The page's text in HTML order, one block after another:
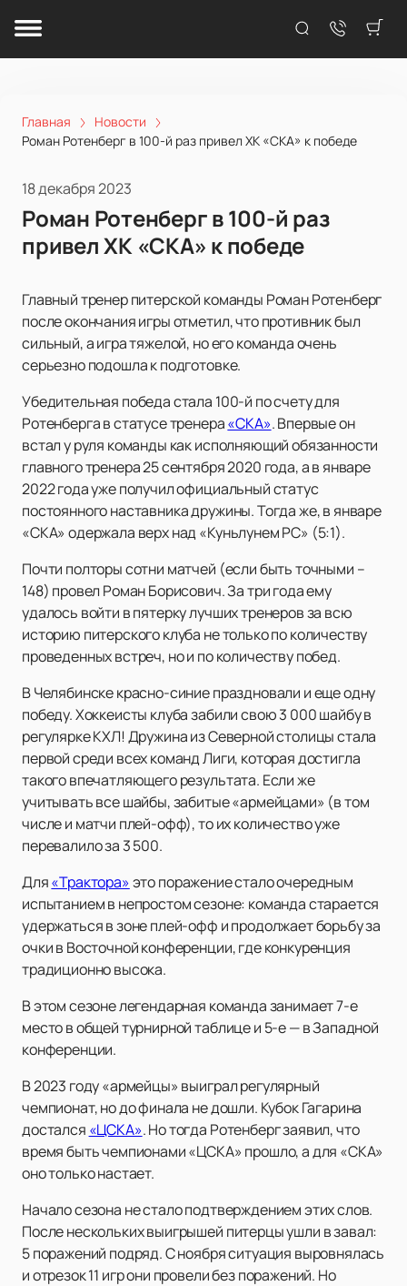
Главная
Новости
Роман Ротенберг в 100-й раз привел ХК «СКА» к победе
18 декабря 2023
Роман Ротенберг в 100-й раз
привел ХК «СКА» к победе
Главный тренер питерской команды Роман Ротенберг
после окончания игры отметил, что противник был
сильный, а игра тяжелой, но его команда очень
серьезно подошла к подготовке.
Убедительная победа стала 100-й по счету для
Ротенберга в статусе тренера«СКА». Впервые он
встал у руля команды как исполняющий обязанности
главного тренера 25 сентября 2020 года, а в январе
2022 года уже получил официальный статус
постоянного наставника дружины. Тогда же, в январе
«СКА» одержала верх над «Куньлунем РС» (5:1).
Почти полторы сотни матчей (если быть точными –
148) провел Роман Борисович. За три года ему
удалось войти в пятерку лучших тренеров за всю
историю питерского клуба не только по количеству
проведенных встреч, но и по количеству побед.
В Челябинске красно-синие праздновали и еще одну
победу. Хоккеисты клуба забили свою 3 000 шайбу в
регулярке КХЛ! Дружина из Северной столицы стала
первой среди всех команд Лиги, которая достигла
такого впечатляющего результата. Если же
учитывать все шайбы, забитые «армейцами» (в том
числе и матчи плей-офф), то их количество уже
перевалило за 3 500.
Для«Трактора»это поражение стало очередным
испытанием в непростом сезоне: команда старается
удержаться в зоне плей-офф и продолжает борьбу за
очки в Восточной конференции, где конкуренция
традиционно высока.
В этом сезоне легендарная команда занимает 7-е
место в общей турнирной таблице и 5-е — в Западной
конференции.
В 2023 году «армейцы» выиграл регулярный
чемпионат, но до финала не дошли. Кубок Гагарина
достался «ЦСКА». Но тогда Ротенберг заявил, что
время быть чемпионами «ЦСКА» прошло, а для «СКА»
оно только настает.
Начало сезона не стало подтверждением этих слов.
После нескольких выигрышей питерцы ушли в завал:
5 поражений подряд. С ноября ситуация выровнялась
и отрезок 11 игр они провели без поражений. Но